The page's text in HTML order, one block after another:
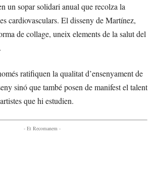
un sopar solidari anual que recolza la
cardiovasculars. El disseny de Martínez,
de collage, uneix elements de la salut del
ratifiquen la qualitat d’ensenyament de
sinó que també posen de manifest el talent
que hi estudien.
- Et Recomanem -